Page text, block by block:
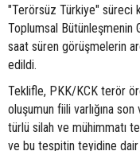
"Terörsüz Türkiye" süreci
Toplumsal Bütünleşmenin
saat süren görüşmelerin
edildi.
Teklifle, PKK/KCK terör
oluşumun fiili varlığına
türlü silah ve mühimmatı
ve bu tespitin teyidine dair